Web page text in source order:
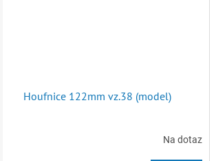
Houfnice 122mm vz.38 (model)
Na dotaz